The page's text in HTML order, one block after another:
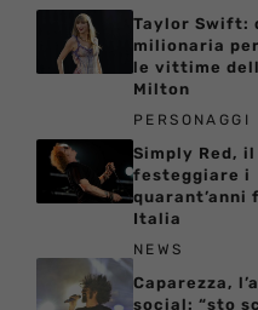
Taylor Swift:
milionaria
le vittime
Milton
PERSONAGGI
Simply Red,
festeggiare i
quarant’anni
Italia
NEWS
Caparezza,
social: “sto